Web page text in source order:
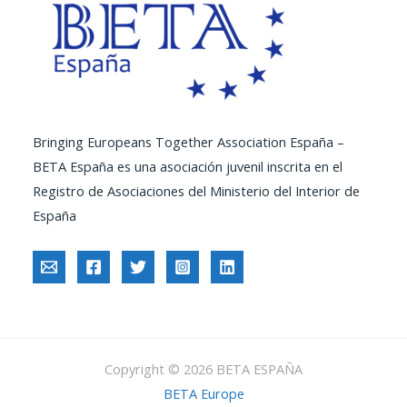
Bringing Europeans Together Association España –
BETA España es una asociación juvenil inscrita en el
Registro de Asociaciones del Ministerio del Interior de
España
Copyright © 2026 BETA ESPAÑA
BETA Europe